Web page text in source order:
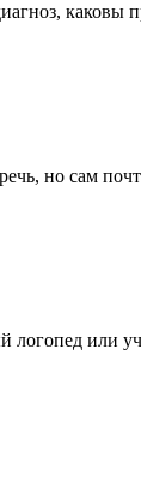
но сам
логопед или